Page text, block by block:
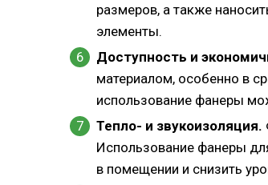
размеров, а также
элементы.
Доступность и
материалом, особенно в
использование фанеры
Тепло- и звукоизоляция.
Использование фанеры
в помещении и снизить